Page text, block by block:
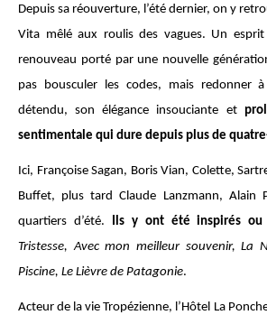
Depuis sa réouverture, l’été dernier, on y
Vita mêlé aux roulis des vagues. Un
renouveau porté par une nouvelle
pas bousculer les codes, mais redonner
détendu, son élégance insouciante et
sentimentale qui dure depuis plus de
Ici, Françoise Sagan, Boris Vian, Colette,
Buffet, plus tard Claude Lanzmann, Alain
quartiers d’été.
Ils y ont été inspirés
Tristesse, Avec mon meilleur souvenir, La
Piscine, Le Lièvre de Patagonie.
Acteur de la vie Tropézienne, l’Hôtel La